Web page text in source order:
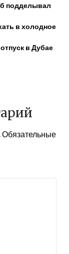
подделывал
в холодное
в Дубае
Обязательные